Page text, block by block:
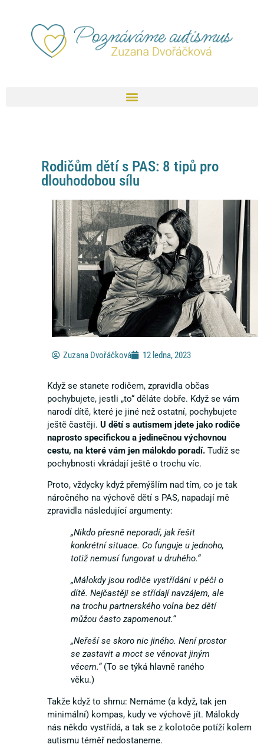
Rodičům dětí s PAS: 8 tipů pro
dlouhodobou sílu
Zuzana Dvořáčková 12 ledna, 2023
Když se stanete rodičem, zpravidla občas
pochybujete, jestli „to“ děláte dobře. Když se vám
narodí dítě, které je jiné než ostatní, pochybujete
ještě častěji. U dětí s autismem jdete jako rodiče
naprosto specifickou a jedinečnou výchovnou
cestu, na které vám jen málokdo poradí. Tudíž se
pochybnosti vkrádají ještě o trochu víc.
Proto, vždycky když přemýšlím nad tím, co je tak
náročného na výchově dětí s PAS, napadají mě
zpravidla následující argumenty:
„Nikdo přesně neporadí, jak řešit
konkrétní situace. Co funguje u jednoho,
totiž nemusí fungovat u druhého.“
„Málokdy jsou rodiče vystřídáni v péči o
dítě. Nejčastěji se střídají navzájem, ale
na trochu partnerského volna bez dětí
můžou často zapomenout.“
„Neřeší se skoro nic jiného. Není prostor
se zastavit a moct se věnovat jiným
věcem.“(To se týká hlavně raného
věku.)
Takže když to shrnu: Nemáme (a když, tak jen
minimální) kompas, kudy ve výchově jít. Málokdy
nás někdo vystřídá, a tak se z kolotoče potíží kolem
autismu téměř nedostaneme.